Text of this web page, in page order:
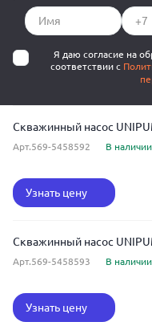
Я даю согласие на
соответствии с
Скважинный насос
Арт.569-5458592 В наличии
Узнать цену
Скважинный насос
Арт.569-5458593 В наличии
Узнать цену